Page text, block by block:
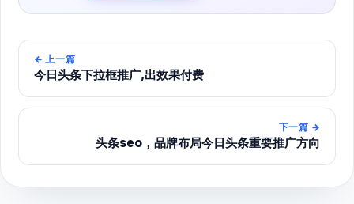
← 上一篇
今日头条下拉框推广,出效果付费
下一篇 →
头条seo，品牌布局今日头条重要推广方向